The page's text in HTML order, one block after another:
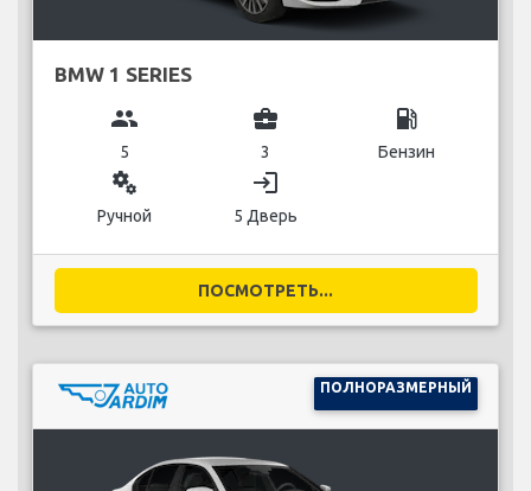
BMW 1 SERIES
group
5
business_center
3
local_gas_station
Бензин
miscellaneous_services
Ручной
login
5 Дверь
ПОСМОТРЕТЬ...
ПОЛНОРАЗМЕРНЫЙ